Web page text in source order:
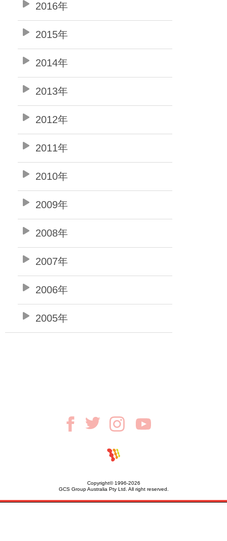
2016年
2015年
2014年
2013年
2012年
2011年
2010年
2009年
2008年
2007年
2006年
2005年
Copyright© 1996-2026
GCS Group Australia Pty Ltd. All right reserved.